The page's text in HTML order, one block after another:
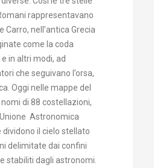
rappresentavano
Carro, nell’antica Grecia
come la coda
e in altri modi, ad
che seguivano l’orsa,
Oggi nelle mappe del
di 88 costellazioni,
Astronomica
il cielo stellato
delimitate dai confini
stabiliti dagli astronomi.